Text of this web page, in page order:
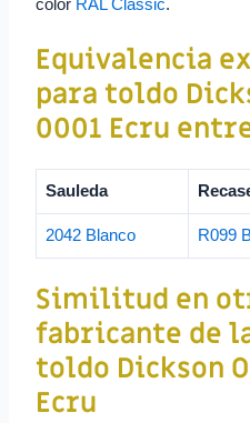
color RAL Classic.
Equivalencia
para toldo
0001 Ecru
Sauleda
2042 Blanco R099
Similitud en
fabricante de
toldo Dickson
Ecru